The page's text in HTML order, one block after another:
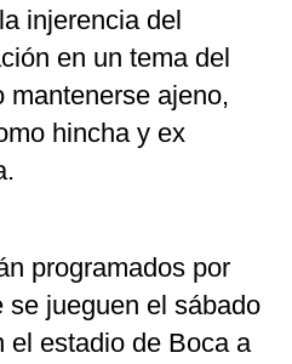
injerencia del
en un tema del
mantenerse ajeno,
hincha y ex
programados por
se jueguen el sábado
el estadio de Boca a